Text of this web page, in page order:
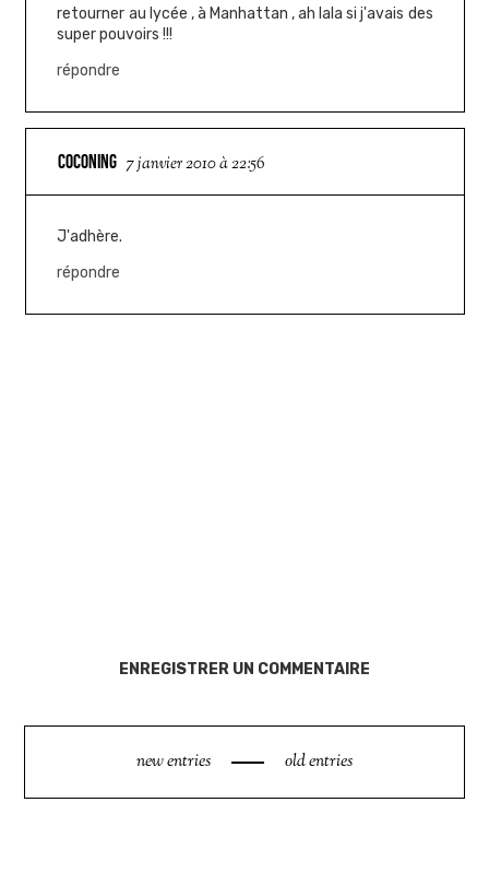
retourner au lycée , à Manhattan , ah lala si j'avais des
super pouvoirs !!!
répondre
COCONING 7 janvier 2010 à 22:56
J'adhère.
répondre
ENREGISTRER UN COMMENTAIRE
new entries old entries